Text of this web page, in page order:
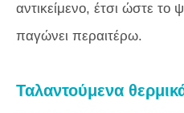
αντικείμενο, έτσι ώστε
παγώνει περαιτέρω.
Ταλαντούμενα